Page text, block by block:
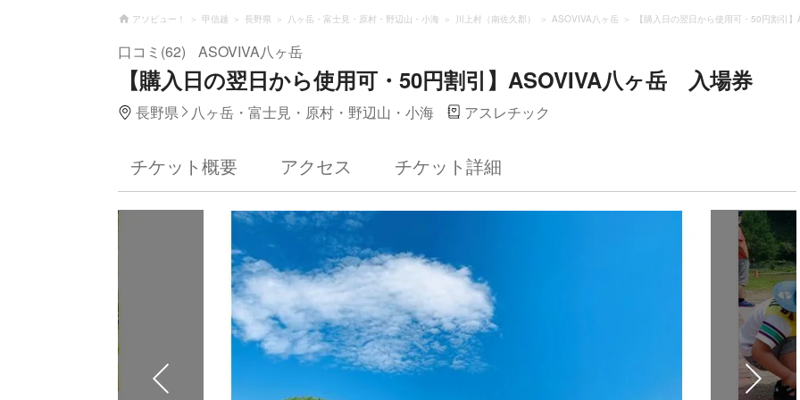
アソビュー！ 甲信越 長野県 八ヶ岳・富士見・原村・野辺山・小海 川上村（南佐久郡） ASOVIVA八ヶ岳 【購入日の翌日から使用可・50円割引
口コミ(62) ASOVIVA八ヶ岳
【購入日の翌日から使用可・50円割引】ASOVIVA八ヶ岳 入場券
長野県 八ヶ岳・富士見・原村・野辺山・小海 アスレチック
チケット概要 アクセス チケット詳細